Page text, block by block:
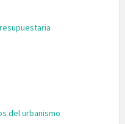
del urbanismo